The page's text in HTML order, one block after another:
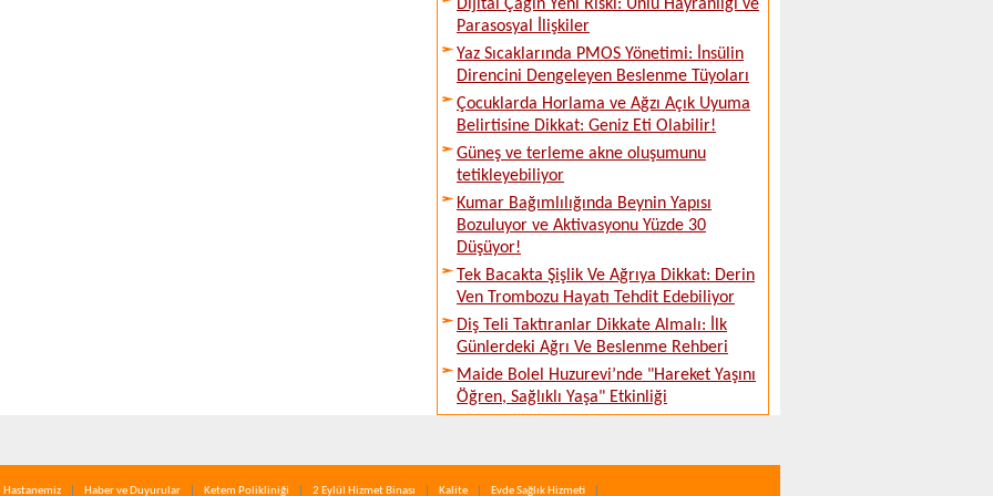
Dijital Çağın Yeni Riski: Ünlü Hayranlığı ve
Parasosyal İlişkiler
Yaz Sıcaklarında PMOS Yönetimi: İnsülin
Direncini Dengeleyen Beslenme Tüyoları
Çocuklarda Horlama ve Ağzı Açık Uyuma
Belirtisine Dikkat: Geniz Eti Olabilir!
Güneş ve terleme akne oluşumunu
tetikleyebiliyor
Kumar Bağımlılığında Beynin Yapısı
Bozuluyor ve Aktivasyonu Yüzde 30
Düşüyor!
Tek Bacakta Şişlik Ve Ağrıya Dikkat: Derin
Ven Trombozu Hayatı Tehdit Edebiliyor
Diş Teli Taktıranlar Dikkate Almalı: İlk
Günlerdeki Ağrı Ve Beslenme Rehberi
Maide Bolel Huzurevi’nde "Hareket Yaşını
Öğren, Sağlıklı Yaşa" Etkinliği
Hastanemiz Haber ve Duyurular Ketem Polikliniği 2 Eylül Hizmet Binası Kalite Evde Sağlık Hizmeti